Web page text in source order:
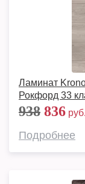
Ламинат
Рокфорд 33
938 836
Подробнее